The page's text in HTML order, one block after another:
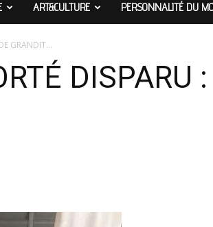
ART&CULTURE PERSONNALITÉ DU
GRANDIT…
DISPARU